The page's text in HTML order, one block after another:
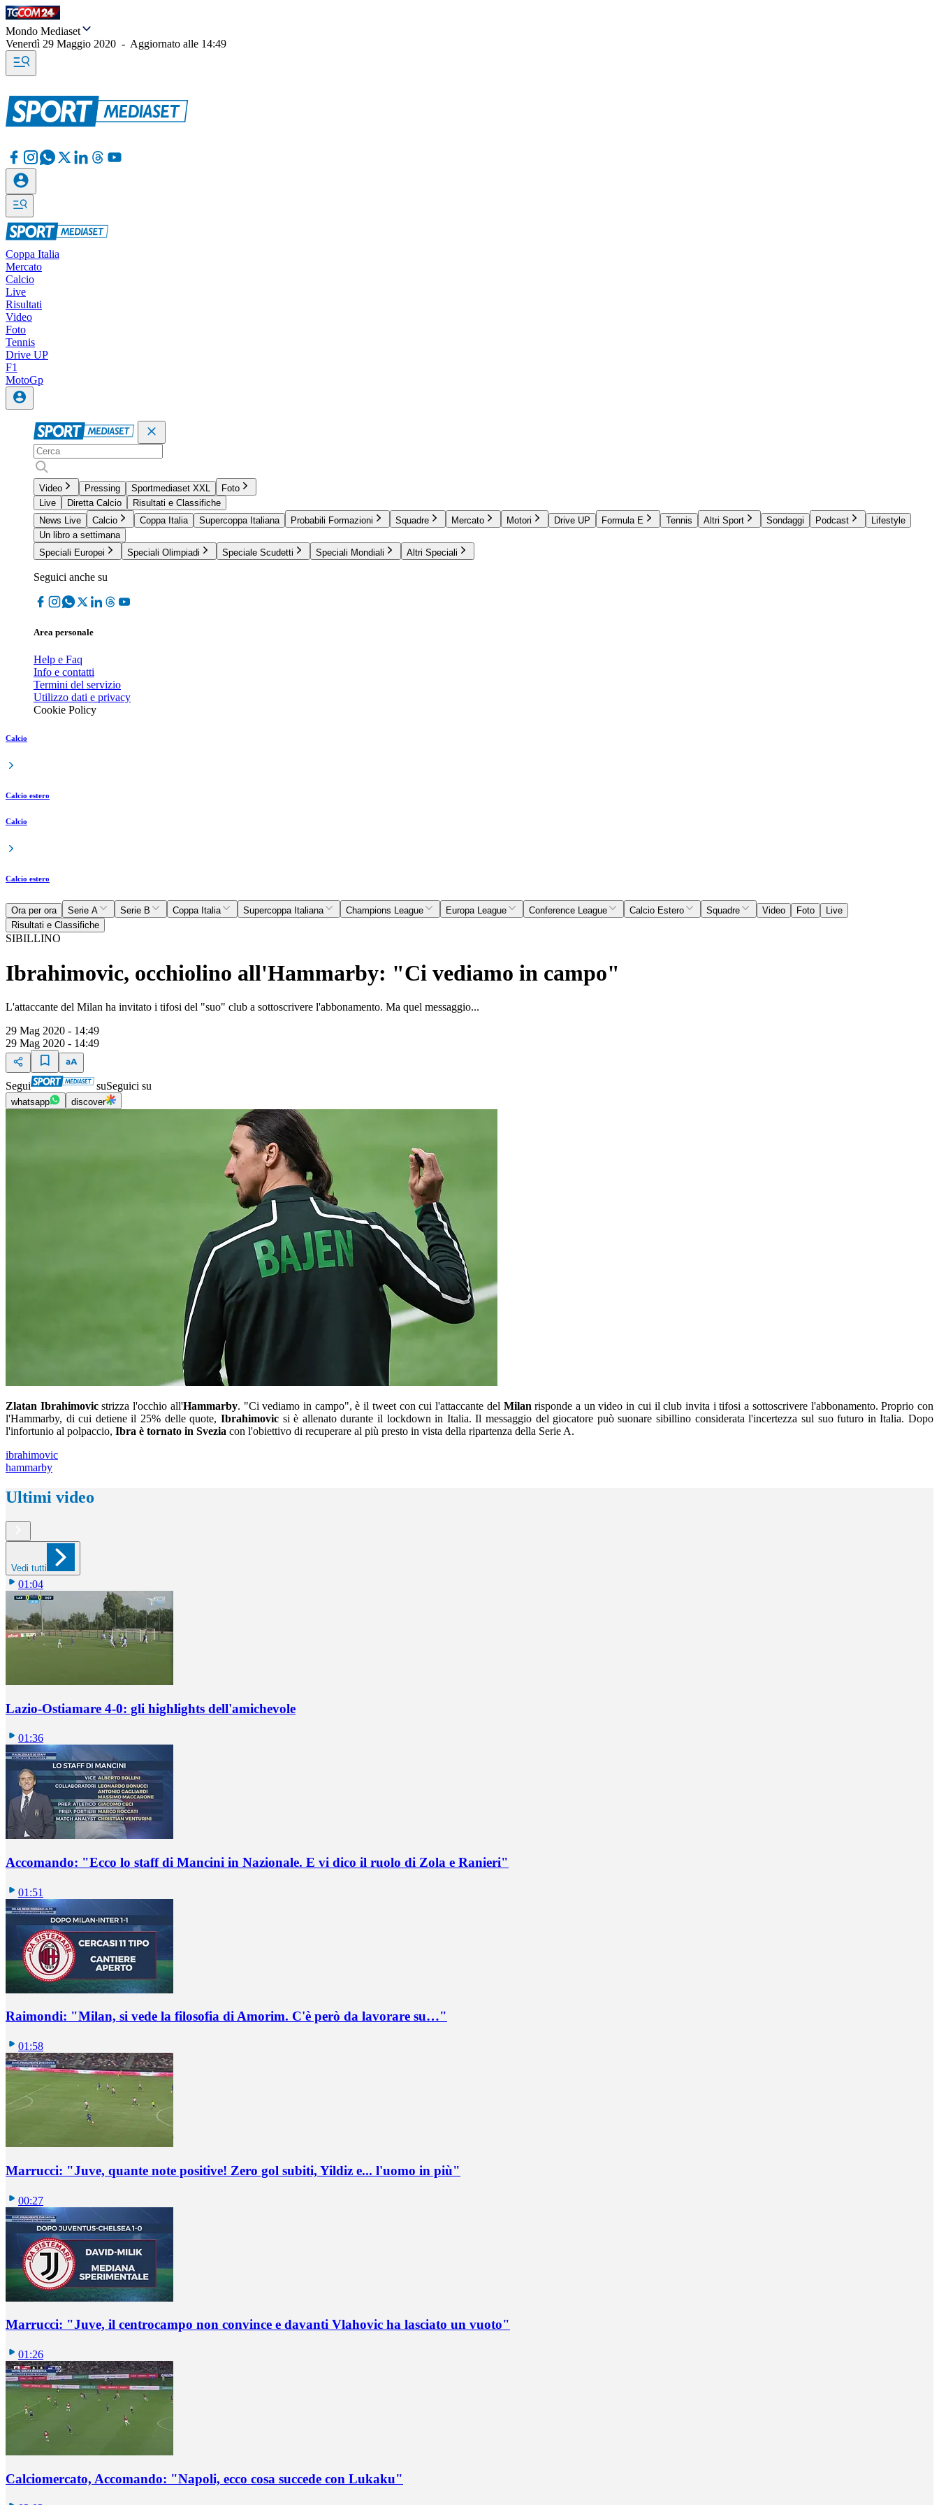
Mondo Mediaset
Venerdì 29 Maggio 2020 - Aggiornato alle 14:49
Coppa Italia
Mercato
Calcio
Live
Risultati
Video
Foto
Tennis
Drive UP
F1
MotoGp
Video Pressing Sportmediaset XXL
Foto
Live
Diretta Calcio
Risultati e Classifiche
News Live
Calcio Coppa Italia Supercoppa Italiana Probabili Formazioni Squadre Mercato Motori Drive UP Formula E Tennis Altri Sport Sondaggi Podcast
Lifestyle
Un libro a settimana
Speciali Europei
Speciali Olimpiadi Speciale Scudetti Speciali Mondiali Altri Speciali
Seguici anche su
Area personale
Help e Faq
Info e contatti
Termini del servizio
Utilizzo dati e privacy
Cookie Policy
Calcio
Calcio estero
Calcio
Calcio estero
Ora per ora Serie A Serie B Coppa Italia Supercoppa Italiana Champions League Europa League Conference League Calcio Estero Squadre Video Foto
Live
Risultati e Classifiche
SIBILLINO
Ibrahimovic, occhiolino all'Hammarby: "Ci vediamo in campo"
L'attaccante del Milan ha invitato i tifosi del "suo" club a sottoscrivere l'abbonamento. Ma quel messaggio...
29 Mag 2020 - 14:49
29 Mag 2020 - 14:49
Segui suSeguici su
whatsapp discover
Zlatan Ibrahimovicstrizza l'occhio all'Hammarby. "Ci vediamo in campo", è il tweet con cui l'attaccante del Milan risponde a un video in cui il club invita i tifosi a sottoscrivere l'abbonamento. Proprio con
l'Hammarby, di cui detiene il 25% delle quote, Ibrahimovicsi è allenato durante il lockdown in Italia. Il messaggio del giocatore può suonare sibillino considerata l'incertezza sul suo futuro in Italia. Dopo
l'infortunio al polpaccio, Ibra è tornato in Svezia con l'obiettivo di recuperare al più presto in vista della ripartenza della Serie A.
ibrahimovic
hammarby
Ultimi video
Vedi tutti
01:04
Lazio-Ostiamare 4-0: gli highlights dell'amichevole
01:36
Accomando: "Ecco lo staff di Mancini in Nazionale. E vi dico il ruolo di Zola e Ranieri"
01:51
Raimondi: "Milan, si vede la filosofia di Amorim. C'è però da lavorare su…"
01:58
Marrucci: "Juve, quante note positive! Zero gol subiti, Yildiz e... l'uomo in più"
00:27
Marrucci: "Juve, il centrocampo non convince e davanti Vlahovic ha lasciato un vuoto"
01:26
Calciomercato, Accomando: "Napoli, ecco cosa succede con Lukaku"